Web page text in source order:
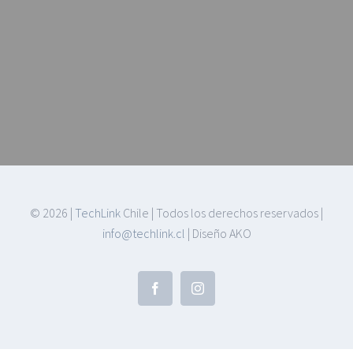
© 2026 | TechLink Chile | Todos los derechos reservados |
info@techlink.cl | Diseño AKO
FacebookInstagram